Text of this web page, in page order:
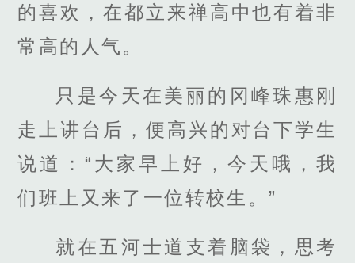
的喜欢，在都立来禅高中也有着非
常高的人气。
只是今天在美丽的冈峰珠惠刚
走上讲台后，便高兴的对台下学生
说道：“大家早上好，今天哦，我
们班上又来了一位转校生。”
就在五河士道支着脑袋，思考